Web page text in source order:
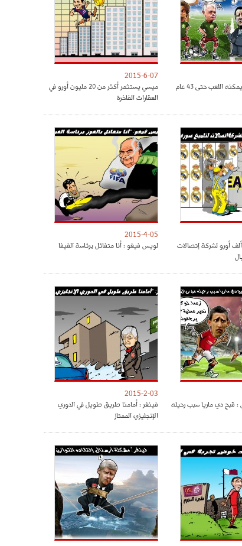
اللعب حتى 43 عام
2015-6-07
ميسي يستثمر أكثر من 20 مليون أورو في
العقارات الفاخرة
بيريز يدفع 300 ألف أورو لشركة إتصالات
2015-4-05
لويس فيغو : أنا متفائل برئاسة الفيفا
قبح دي ماريا سبب رحيله
2015-2-03
فينغر : أمامنا طريق طويل في الدوري
الإنجليزي الممتاز